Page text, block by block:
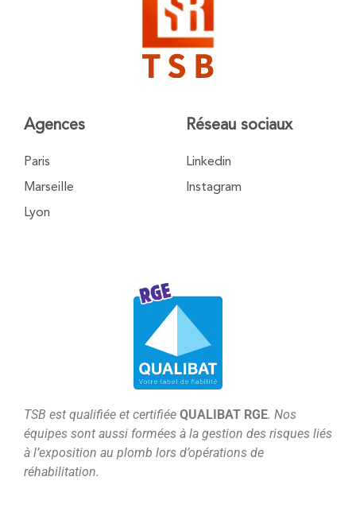
Agences
Paris
Marseille
Lyon
Réseau sociaux
Linkedin
Instagram
TSB est qualifiée et certifiée QUALIBAT RGE. Nos
équipes sont aussi formées à la gestion des risques liés
à l’exposition au plomb lors d’opérations de
réhabilitation.